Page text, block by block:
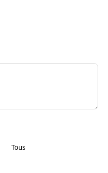
Tous